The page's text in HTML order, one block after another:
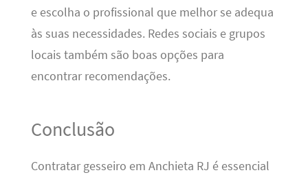
e escolha o profissional que melhor se adequa
às suas necessidades. Redes sociais e grupos
locais também são boas opções para
encontrar recomendações.
Conclusão
Contratar gesseiro em Anchieta RJ é essencial